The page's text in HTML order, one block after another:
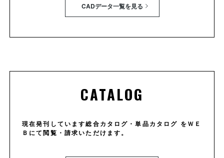
CADデータ一覧を見る
CATALOG
現在発刊しています総合カタログ・単品カタログ をＷＥ
Ｂにて閲覧・請求いただけます。